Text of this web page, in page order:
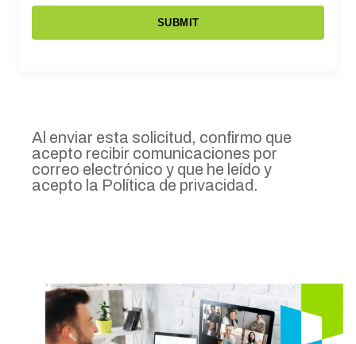
Al enviar esta solicitud, confirmo que
acepto recibir comunicaciones por
correo electrónico y que he leído y
acepto la Política de privacidad.